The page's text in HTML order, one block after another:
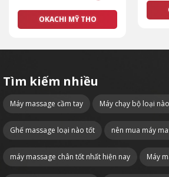
OKACHI MỸ THO
Tìm kiếm nhiều
Máy massage cầm tay Máy chạy bộ loại
Ghế massage loại nào tốt nên mua máy
máy massage chân tốt nhất hiện nay Máy